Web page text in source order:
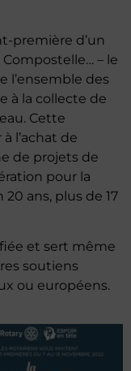
première d’un
– le
l’ensemble des
à la collecte de
Cette
l’achat de
de projets de
pour la
20 ans, plus de 17
et sert même
soutiens
ou européens.